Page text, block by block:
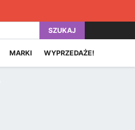
SZUKAJ
MARKI WYPRZEDAŻE!